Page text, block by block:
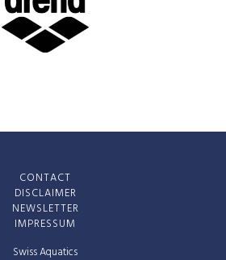
Swiss Aquatics
CONTACT
DISCLAIMER
NEWSLETTER
IMPRESSUM